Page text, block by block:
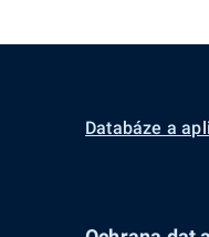
Databáze a